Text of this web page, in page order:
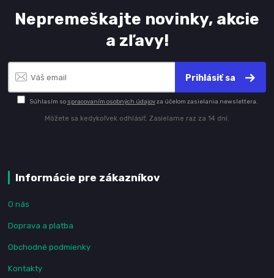
Nepremeškajte novinky, akcie
a zľavy!
Prihlásiť sa
Súhlasím so spracovaním osobných údajovza účelom zasielania newslettera.
Môžete sa kedykoľvek odhlásiť. Zasielame raz za 14 dní.
Informácie pre zákazníkov
O nás
Doprava a platba
Obchodné podmienky
Kontakty